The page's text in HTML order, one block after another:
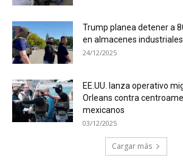
Trump planea detener a
en almacenes
24/12/2025
EE.UU. lanza operativo
Orleans contra
mexicanos
03/12/2025
Cargar más